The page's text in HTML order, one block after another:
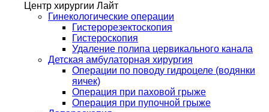
Центр хирургии Лайт
Гинекологические операции
Гистерорезектоскопия
Гистероскопия
Удаление полипа цервикального канала
Детская амбулаторная хирургия
Операции по поводу гидроцеле (водянки
яичек)
Операция при паховой грыже
Операция при пупочной грыже